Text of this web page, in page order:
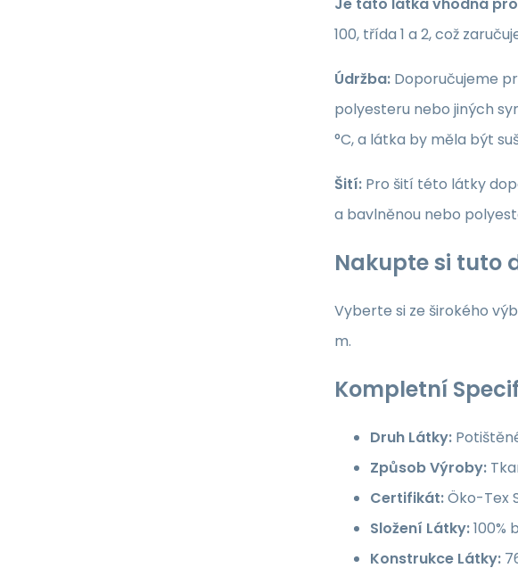
Je tato látka vhodná
100, třída 1 a 2, což
Údržba: Doporučujeme
polyesteru nebo jiných
°C, a látka by měla být
Šití: Pro šití této látky
a bavlněnou nebo
Nakupte si tuto
Vyberte si ze širokého
m.
Kompletní
Druh Látky:
Způsob Výroby:
Certifikát:Öko-Tex
Složení Látky:100%
Konstrukce Látky: